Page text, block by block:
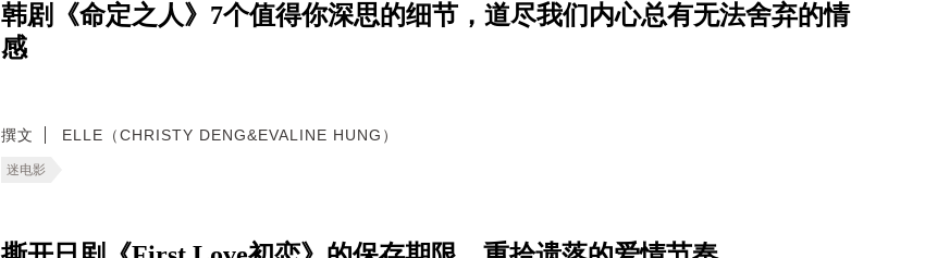
韩剧《命定之人》7个值得你深思的细节，道尽我们内心总有无法舍弃的情
感
撰文 ELLE（CHRISTY DENG&EVALINE HUNG）
迷电影